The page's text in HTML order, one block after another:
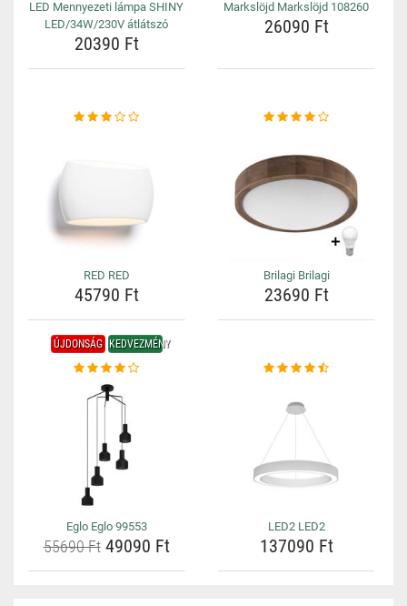
LED Mennyezeti lámpa SHINY
LED/34W/230V átlátszó
20390 Ft
Markslöjd Markslöjd 108260
26090 Ft
RED RED
45790 Ft
Brilagi Brilagi
23690 Ft
ÚJDONSÁG KEDVEZMÉNY
Eglo Eglo 99553
55690 Ft49090 Ft
LED2 LED2
137090 Ft